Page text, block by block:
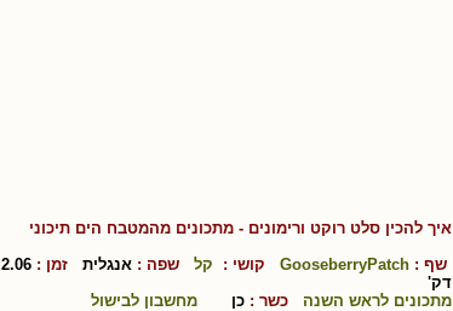
איך להכין סלט רוקט ורימונים - מתכונים מהמטבח הים תיכוני
שף : GooseberryPatch קושי : קל שפה : אנגלית זמן : 2.06
דק'
מתכונים לראש השנה
כשר : כן מחשבון לבישול